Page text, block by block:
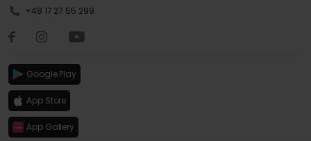
+48 17 27 55 299
Google Play
App Store
App Gallery